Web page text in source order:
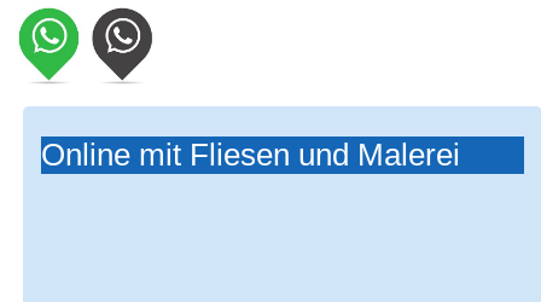
Online mit Fliesen und Malerei